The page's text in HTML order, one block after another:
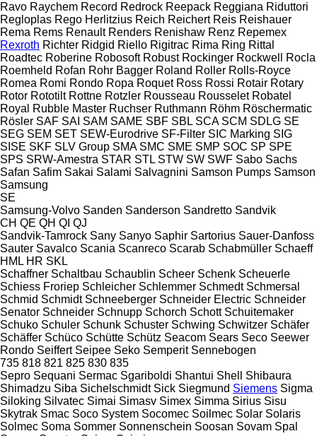
Ravo Raychem Record Redrock Reepack Reggiana Riduttori
Regloplas Rego Herlitzius Reich Reichert Reis Reishauer
Rema Rems Renault Renders Renishaw Renz Repemex
Rexroth Richter Ridgid Riello Rigitrac Rima Ring Rittal
Roadtec Roberine Robosoft Robust Rockinger Rockwell
Rocla
Roemheld Rofan Rohr Bagger Roland Roller Rolls-Royce
Romea Romi Rondo Ropa Roquet Ross Rossi Rotair Rotary
Rotor Rototilt Rottne Rotzler Rousseau Rousselet Robatel
Royal
Rubble Master Ruchser Ruthmann Röhm Röschermatic
Rösler SAF SAI SAM SAME SBF SBL SCA SCM SDLG SE
SEG SEM SET SEW-Eurodrive SF-Filter SIC Marking SIG
SISE SKF SLV Group SMA SMC SME SMP SOC SP SPE
SPS SRW-Amestra STAR STL STW SW SWF Sabo Sachs
Safan Safim Sakai Salami Salvagnini Samson Pumps Samson
Samsung
SE
Samsung-Volvo Sanden Sanderson Sandretto Sandvik
CH QE QH QI QJ
Sandvik-Tamrock Sany Sanyo Saphir Sartorius Sauer-Danfoss
Sauter Savalco Scania Scanreco Scarab Schabmüller Schaeff
HML HR SKL
Schaffner Schaltbau Schaublin Scheer Schenk Scheuerle
Schiess Froriep Schleicher Schlemmer Schmedt Schmersal
Schmid Schmidt Schneeberger Schneider Electric Schneider
Senator Schneider Schnupp Schorch Schott Schuitemaker
Schuko Schuler Schunk Schuster Schwing Schwitzer Schäfer
Schäffer Schüco Schütte Schütz Seacom Sears Seco Seewer
Rondo Seiffert Seipee Seko Semperit Sennebogen
735 818 821 825 830 835
Sepro Sequani Sermac Sgariboldi Shantui Shell
Shibaura
Shimadzu Siba Sichelschmidt Sick Siegmund Siemens Sigma
Siloking Silvatec Simai Simasv Simex Simma Sirius Sisu
Skytrak Smac Soco System Socomec Soilmec Solar Solaris
Solmec Soma Sommer Sonnenschein Soosan Sovam Spal